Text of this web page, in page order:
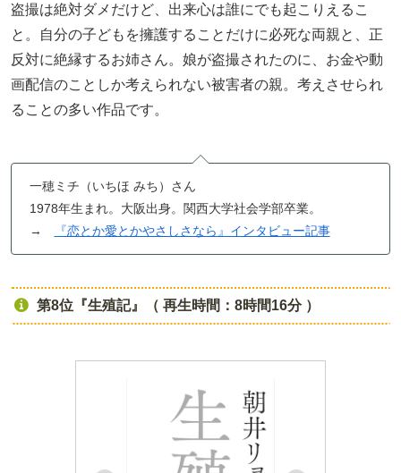
盗撮は絶対ダメだけど、出来心は誰にでも起こりえるこ
と。自分の子どもを擁護することだけに必死な両親と、正
反対に絶縁するお姉さん。娘が盗撮されたのに、お金や動
画配信のことしか考えられない被害者の親。考えさせられ
ることの多い作品です。
一穂ミチ（いちほ みち）さん
1978年生まれ。大阪出身。関西大学社会学部卒業。
→
『恋とか愛とかやさしさなら』インタビュー記事
第8位『生殖記』（ 再生時間：8時間16分 ）